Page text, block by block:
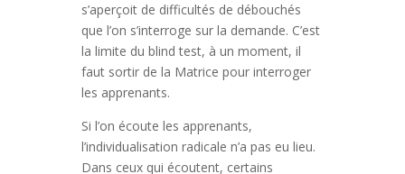
s’aperçoit de difficultés de débouchés
que l’on s’interroge sur la demande. C’est
la limite du blind test, à un moment, il
faut sortir de la Matrice pour interroger
les apprenants.
Si l’on écoute les apprenants,
l’individualisation radicale n’a pas eu lieu.
Dans ceux qui écoutent, certains